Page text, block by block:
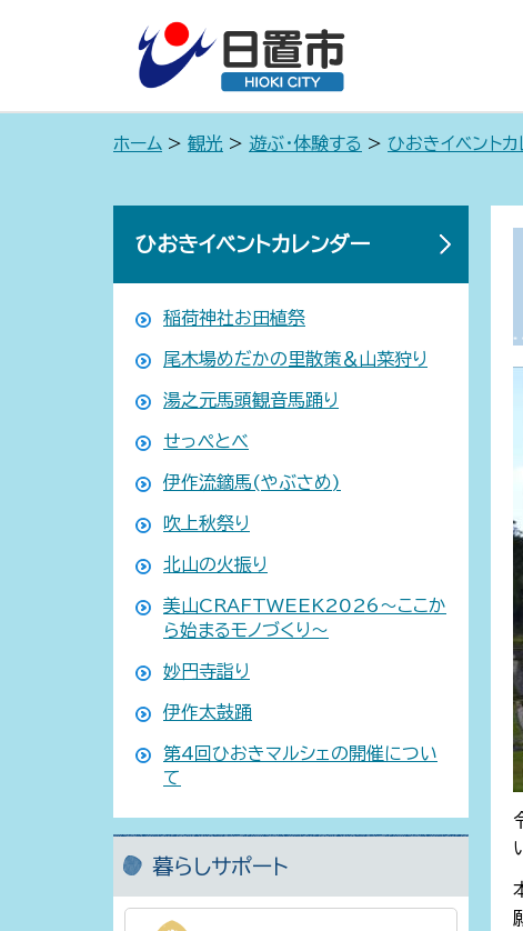
ホーム > 観光 > 遊ぶ・体験する > ひおきイベント
ひおきイベントカレンダー
稲荷神社お田植祭
尾木場めだかの里散策＆山菜狩り
湯之元馬頭観音馬踊り
せっぺとべ
伊作流鏑馬(やぶさめ)
吹上秋祭り
北山の火振り
美山CRAFTWEEK2026～ここか
ら始まるモノづくり～
妙円寺詣り
伊作太鼓踊
第4回ひおきマルシェの開催につい
て
暮らしサポート